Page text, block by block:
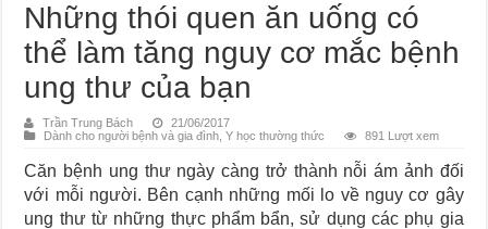
Những thói quen ăn uống có
thể làm tăng nguy cơ mắc bệnh
ung thư của bạn
Trần Trung Bách
21/06/2017
Dành cho người bệnh và gia đình ,Y học thường thức 891 Lượt xem
Căn bệnh ung thư ngày càng trở thành nỗi ám ảnh đối
với mỗi người. Bên cạnh những mối lo về nguy cơ gây
ung thư từ những thực phẩm bẩn, sử dụng các phụ gia